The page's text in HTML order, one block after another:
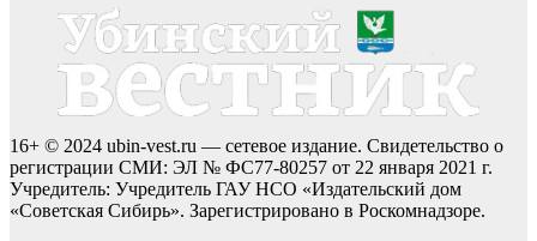
16+ © 2024 ubin-vest.ru — сетевое издание. Свидетельство о
регистрации СМИ: ЭЛ № ФС77-80257 от 22 января 2021 г.
Учредитель: Учредитель ГАУ НСО «Издательский дом
«Советская Сибирь». Зарегистрировано в Роскомнадзоре.